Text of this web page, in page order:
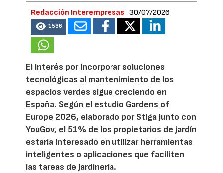
Redacción Interempresas 30/07/2026
1536
El interés por incorporar soluciones
tecnológicas al mantenimiento de los
espacios verdes sigue creciendo en
España. Según el estudio Gardens of
Europe 2026, elaborado por Stiga junto con
YouGov, el 51% de los propietarios de jardín
estaría interesado en utilizar herramientas
inteligentes o aplicaciones que faciliten
las tareas de jardinería.